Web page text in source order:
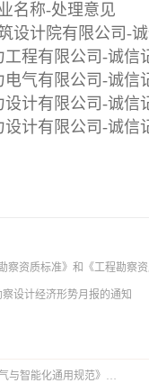
名称-处理意见
设计院有限公司-
程有限公司-诚信
气有限公司-诚信
计有限公司-诚信
设计有限公司-诚信
察资质标准》和《工程勘察
设计经济形势月报的通知
》 GB55024-2022公益宣贯的通知